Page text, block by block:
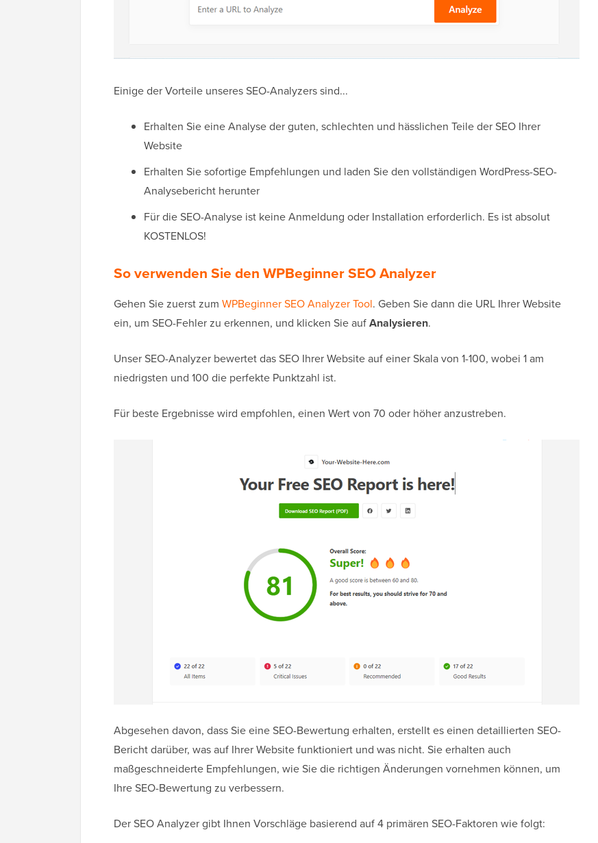
Einige der Vorteile unseres SEO-Analyzers sind...
Erhalten Sie eine Analyse der guten, schlechten und hässlichen Teile der SEO Ihrer
Website
Erhalten Sie sofortige Empfehlungen und laden Sie den vollständigen WordPress-SEO-
Analysebericht herunter
Für die SEO-Analyse ist keine Anmeldung oder Installation erforderlich. Es ist absolut
KOSTENLOS!
So verwenden Sie den WPBeginner SEO Analyzer
Gehen Sie zuerst zum WPBeginner SEO Analyzer Tool. Geben Sie dann die URL Ihrer Website
ein, um SEO-Fehler zu erkennen, und klicken Sie aufAnalysieren.
Unser SEO-Analyzer bewertet das SEO Ihrer Website auf einer Skala von 1-100, wobei 1 am
niedrigsten und 100 die perfekte Punktzahl ist.
Für beste Ergebnisse wird empfohlen, einen Wert von 70 oder höher anzustreben.
Abgesehen davon, dass Sie eine SEO-Bewertung erhalten, erstellt es einen detaillierten SEO-
Bericht darüber, was auf Ihrer Website funktioniert und was nicht. Sie erhalten auch
maßgeschneiderte Empfehlungen, wie Sie die richtigen Änderungen vornehmen können, um
Ihre SEO-Bewertung zu verbessern.
Der SEO Analyzer gibt Ihnen Vorschläge basierend auf 4 primären SEO-Faktoren wie folgt: